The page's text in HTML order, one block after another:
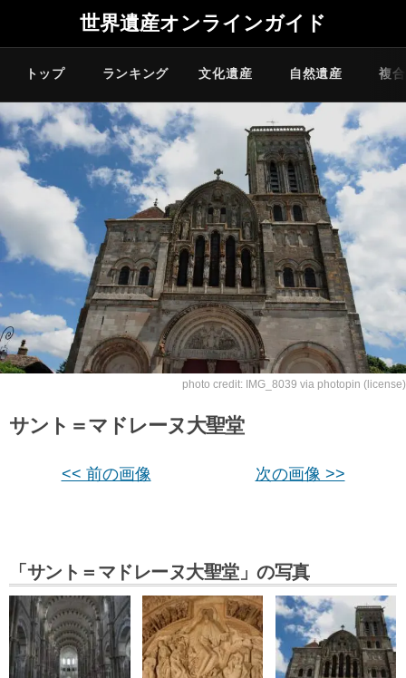
世界遺産オンラインガイド
トップ ランキング 文化遺産 自然遺産 複
photo credit: IMG_8039 via photopin (license)
サント＝マドレーヌ大聖堂
<< 前の画像 次の画像 >>
「サント＝マドレーヌ大聖堂」の写真